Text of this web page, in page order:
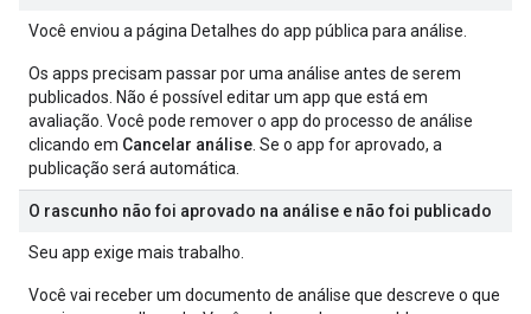
Você enviou a página Detalhes do app pública para análise.
Os apps precisam passar por uma análise antes de serem
publicados. Não é possível editar um app que está em
avaliação. Você pode remover o app do processo de análise
clicando em Cancelar análise . Se o app for aprovado, a
publicação será automática.
O rascunho não foi aprovado na análise e não foi publicado
Seu app exige mais trabalho.
Você vai receber um documento de análise que descreve o que